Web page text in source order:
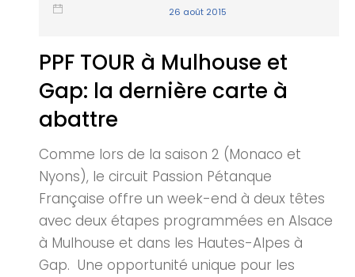
26 août 2015
PPF TOUR à Mulhouse et
Gap: la dernière carte à
abattre
Comme lors de la saison 2 (Monaco et
Nyons), le circuit Passion Pétanque
Française offre un week-end à deux têtes
avec deux étapes programmées en Alsace
à Mulhouse et dans les Hautes-Alpes à
Gap. Une opportunité unique pour les